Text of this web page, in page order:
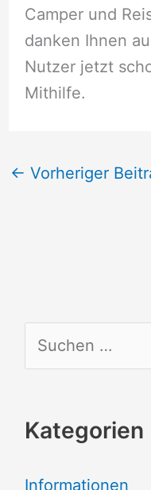
Camper und
danken Ihnen
Nutzer jetzt
Mithilfe.
← Vorheriger
u
h
Kategorien
Informationen